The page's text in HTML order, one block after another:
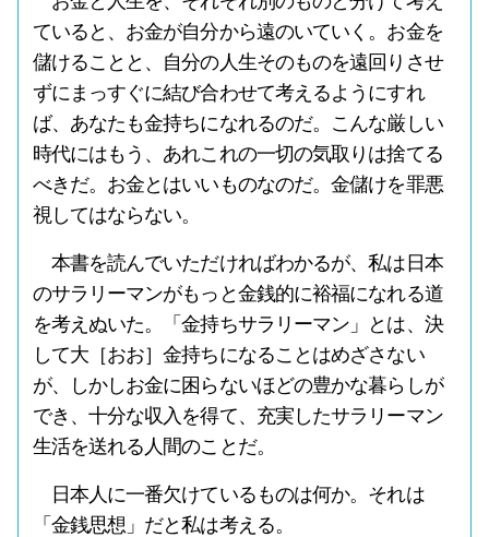
ていると、お金が自分から遠のいていく。お金を
儲けることと、自分の人生そのものを遠回りさせ
ずにまっすぐに結び合わせて考えるようにすれ
ば、あなたも金持ちになれるのだ。こんな厳しい
時代にはもう、あれこれの一切の気取りは捨てる
べきだ。お金とはいいものなのだ。金儲けを罪悪
視してはならない。
本書を読んでいただければわかるが、私は日本
のサラリーマンがもっと金銭的に裕福になれる道
を考えぬいた。「金持ちサラリーマン」とは、決
して大［おお］金持ちになることはめざさない
が、しかしお金に困らないほどの豊かな暮らしが
でき、十分な収入を得て、充実したサラリーマン
生活を送れる人間のことだ。
日本人に一番欠けているものは何か。それは
「金銭思想」だと私は考える。